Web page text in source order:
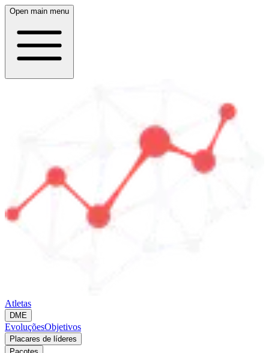
Open main menu
Atletas
DME
EvoluçõesObjetivos
Placares de líderes